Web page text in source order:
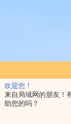
欢迎您！
来自局域网的朋友！
助您的吗？
,恒温恒湿试验机,UV紫外线老化